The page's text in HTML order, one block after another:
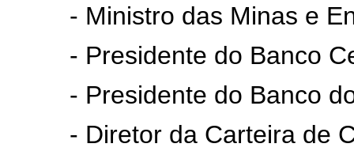
- Ministro das Minas e
- Presidente do Banco
- Presidente do Banco
- Diretor da Carteira de